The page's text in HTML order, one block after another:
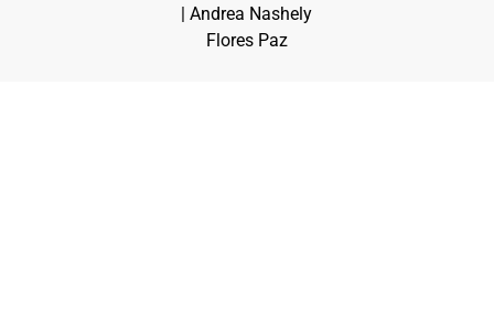
| Andrea Nashely
Flores Paz